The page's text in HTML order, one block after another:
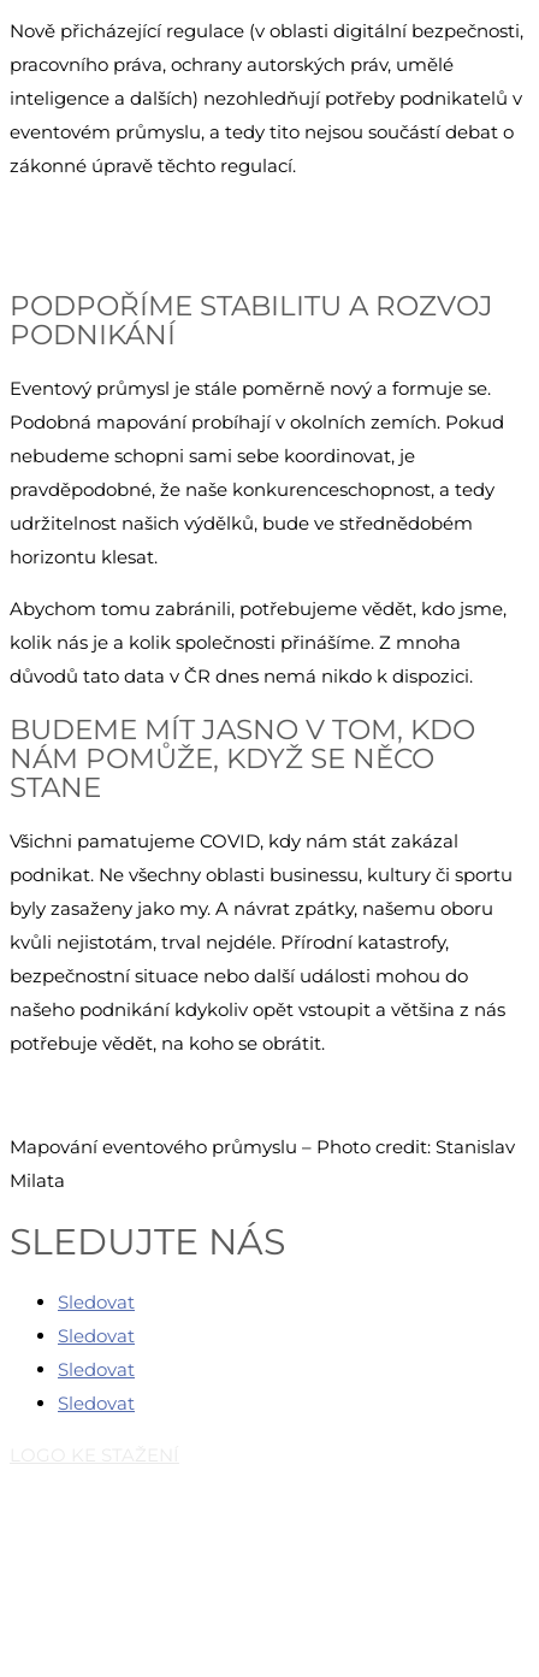
Nově přicházející regulace (v oblasti digitální bezpečnosti,
pracovního práva, ochrany autorských práv, umělé
inteligence a dalších) nezohledňují potřeby podnikatelů v
eventovém průmyslu, a tedy tito nejsou součástí debat o
zákonné úpravě těchto regulací.
PODPOŘÍME STABILITU A ROZVOJ
PODNIKÁNÍ
Eventový průmysl je stále poměrně nový a formuje se.
Podobná mapování probíhají v okolních zemích. Pokud
nebudeme schopni sami sebe koordinovat, je
pravděpodobné, že naše konkurenceschopnost, a tedy
udržitelnost našich výdělků, bude ve střednědobém
horizontu klesat.
Abychom tomu zabránili, potřebujeme vědět, kdo jsme,
kolik nás je a kolik společnosti přinášíme. Z mnoha
důvodů tato data v ČR dnes nemá nikdo k dispozici.
BUDEME MÍT JASNO V TOM, KDO
NÁM POMŮŽE, KDYŽ SE NĚCO
STANE
Všichni pamatujeme COVID, kdy nám stát zakázal
podnikat. Ne všechny oblasti businessu, kultury či sportu
byly zasaženy jako my. A návrat zpátky, našemu oboru
kvůli nejistotám, trval nejdéle. Přírodní katastrofy,
bezpečnostní situace nebo další události mohou do
našeho podnikání kdykoliv opět vstoupit a většina z nás
potřebuje vědět, na koho se obrátit.
Mapování eventového průmyslu – Photo credit: Stanislav
Milata
SLEDUJTE NÁS
Sledovat
Sledovat
Sledovat
Sledovat